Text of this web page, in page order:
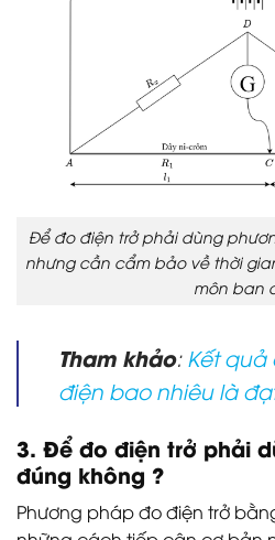
Để đo điện trở phải dùng
nhưng cần cẩm bảo về thời
môn ban
Tham khảo:Kết quả
điện bao nhiêu là
3. Để đo điện trở phải
đúng không ?
Phương pháp đo điện trở